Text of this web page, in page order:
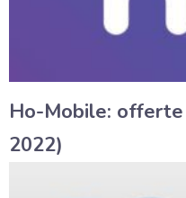
Ho-Mobile:
2022)